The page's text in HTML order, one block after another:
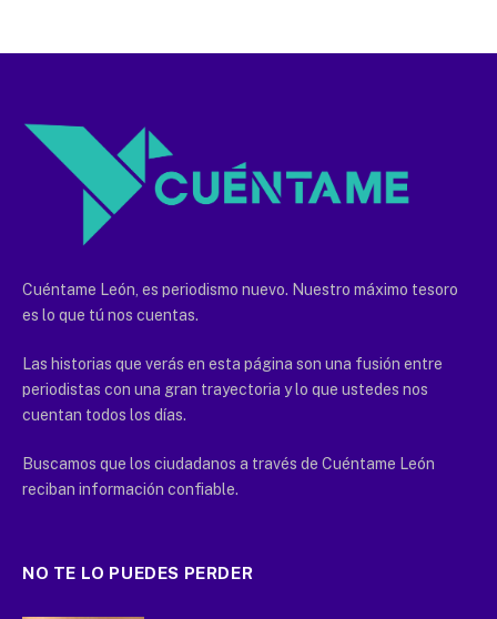
Cuéntame León, es periodismo nuevo. Nuestro máximo tesoro
es lo que tú nos cuentas.
Las historias que verás en esta página son una fusión entre
periodistas con una gran trayectoria y lo que ustedes nos
cuentan todos los días.
Buscamos que los ciudadanos a través de Cuéntame León
reciban información confiable.
NO TE LO PUEDES PERDER